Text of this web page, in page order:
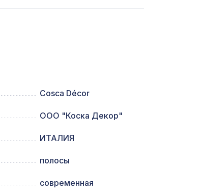
1600 ₽
3094 ₽
Cosca Décor
ООО "Коска Декор"
ИТАЛИЯ
полосы
современная